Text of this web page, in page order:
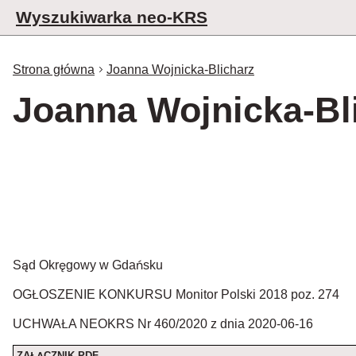
Wyszukiwarka neo-KRS
Strona główna Joanna Wojnicka-Blicharz
Joanna Wojnicka-
Sąd Okręgowy w Gdańsku
OGŁOSZENIE KONKURSU Monitor Polski 2018 poz. 274
UCHWAŁA NEOKRS Nr 460/2020 z dnia 2020-06-16